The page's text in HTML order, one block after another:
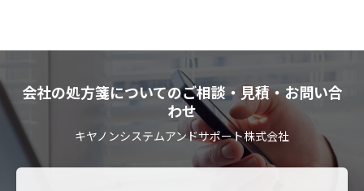
会社の処方箋についてのご相談・見積・お問い合
わせ
キヤノンシステムアンドサポート株式会社